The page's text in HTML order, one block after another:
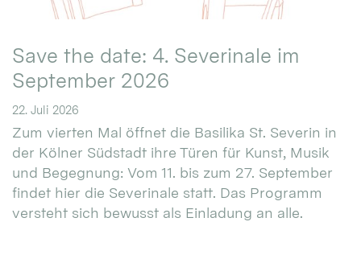
Save the date: 4. Severinale im
September 2026
22. Juli 2026
Zum vierten Mal öffnet die Basilika St. Severin in
der Kölner Südstadt ihre Türen für Kunst, Musik
und Begegnung: Vom 11. bis zum 27. September
findet hier die Severinale statt. Das Programm
versteht sich bewusst als Einladung an alle.